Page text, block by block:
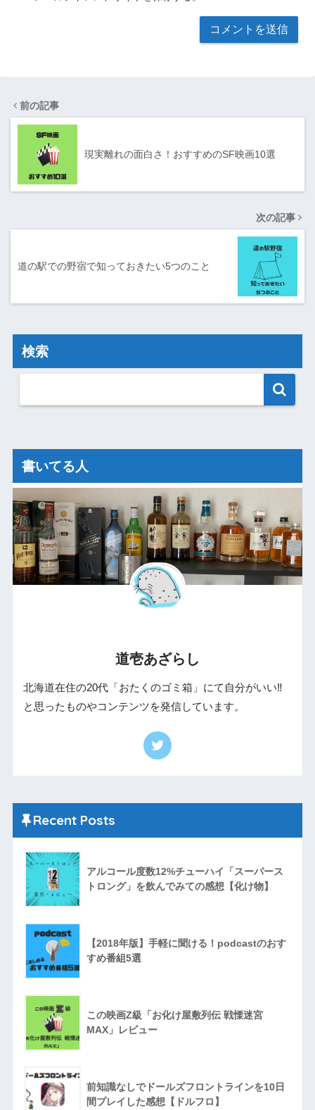
前の記事
現実離れの面白さ！おすすめのSF映画10選
次の記事
道の駅での野宿で知っておきたい5つのこと
検索
書いてる人
道壱あざらし
北海道在住の20代「おたくのゴミ箱」にて自分がいい‼︎
と思ったものやコンテンツを発信しています。
Recent Posts
アルコール度数12%チューハイ「スーパース
トロング」を飲んでみての感想【化け物】
【2018年版】手軽に聞ける！podcastのおす
すめ番組5選
この映画Z級「お化け屋敷列伝 戦慄迷宮
MAX」レビュー
前知識なしでドールズフロントラインを10日
間プレイした感想【ドルフロ】